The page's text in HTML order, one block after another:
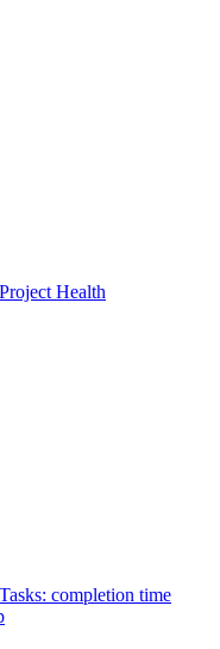
Project Health
Tasks: completion time